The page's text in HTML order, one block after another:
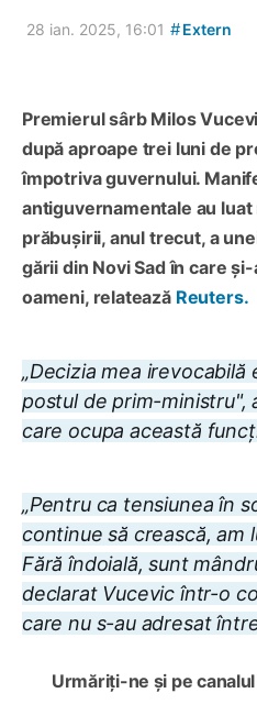
28 ian. 2025, 16:01 #Extern
Premierul sârb Milos
după aproape trei luni de
împotriva guvernului.
antiguvernamentale au
prăbușirii, anul trecut, a
gării din Novi Sad în care
oameni, relatează Reuters.
„Decizia mea
postul de prim-ministru",
care ocupa această
„Pentru ca tensiunea în
continue să crească, am
Fără îndoială, sunt
declarat Vucevic într-o
care nu s-au adresat
Urmăriți-ne și pe